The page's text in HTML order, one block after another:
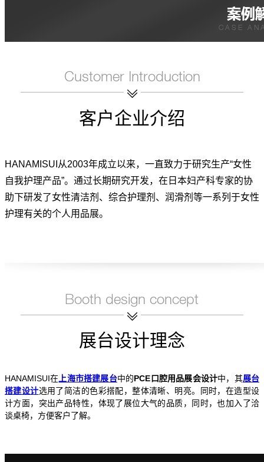
客户企业介绍
HANAMISUI从2003年成立以来，一直致力于研究生产“女性
自我护理产品”。通过长期研究开发，在日本妇产科专家的协
助下研发了女性清洁剂、综合护理剂、润滑剂等一系列于女性
护理有关的个人用品展。
展台设计理念
HANAMISUI在 上海市搭建展台中的PCE口腔用品展会设计中，其展台
搭建设计选用了简洁的色彩搭配，整体清晰、明亮。同时，在造型设
计方面，突出产品特性，体现了展位大气的品质，同时，也加入了洽
谈桌椅，方便客户了解。